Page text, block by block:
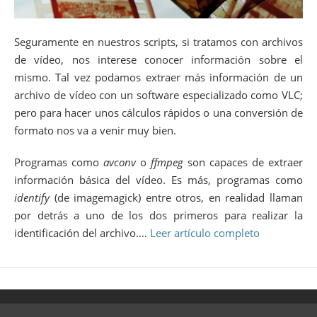
Seguramente en nuestros scripts, si tratamos con archivos
de vídeo, nos interese conocer información sobre el
mismo. Tal vez podamos extraer más información de un
archivo de vídeo con un software especializado como VLC;
pero para hacer unos cálculos rápidos o una conversión de
formato nos va a venir muy bien.
Programas como avconvo ffmpeg son capaces de extraer
información básica del vídeo. Es más, programas como
identify(de imagemagick) entre otros, en realidad llaman
por detrás a uno de los dos primeros para realizar la
identificación del archivo.… Leer artículo completo